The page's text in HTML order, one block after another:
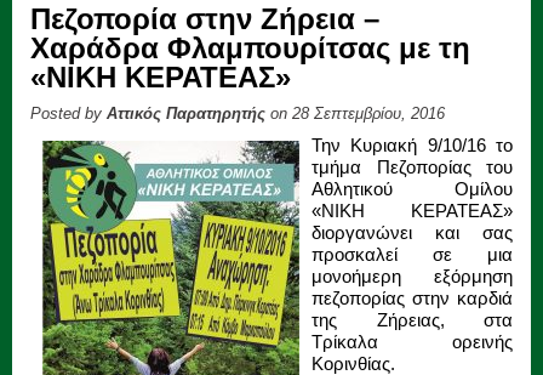
Πεζοπορία στην Ζήρεια –
Χαράδρα Φλαμπουρίτσας με τη
«ΝΙΚΗ ΚΕΡΑΤΕΑΣ»
Posted by Αττικός Παρατηρητής on 28 Σεπτεμβρίου, 2016
Την Κυριακή 9/10/16 το
τμήμα Πεζοπορίας του
Αθλητικού Ομίλου
«ΝΙΚΗ ΚΕΡΑΤΕΑΣ»
διοργανώνει και σας
προσκαλεί σε μια
μονοήμερη εξόρμηση
πεζοπορίας στην καρδιά
της Ζήρειας, στα
Τρίκαλα ορεινής
Κορινθίας.